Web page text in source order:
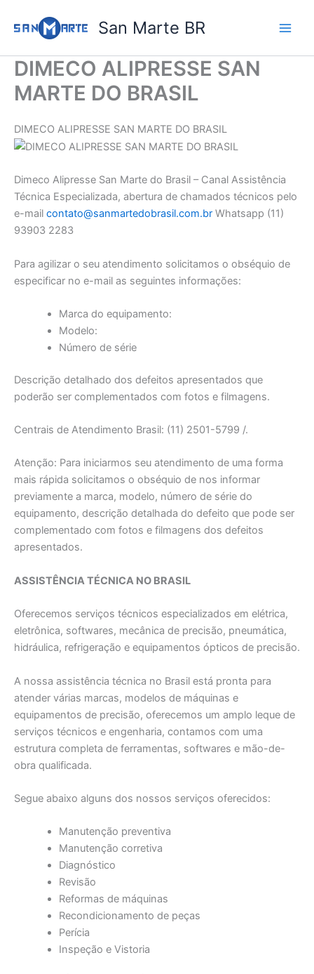
para
conteúdo
San Marte BR
DIMECO ALIPRESSE SAN
MARTE DO BRASIL
DIMECO ALIPRESSE SAN MARTE DO BRASIL
Dimeco Alipresse San Marte do Brasil – Canal Assistência
Técnica Especializada, abertura de chamados técnicos pelo
e-mail contato@sanmartedobrasil.com.br Whatsapp (11)
93903 2283
Para agilizar o seu atendimento solicitamos o obséquio de
especificar no e-mail as seguintes informações:
Marca do equipamento:
Modelo:
Número de série
Descrição detalhado dos defeitos apresentados que
poderão ser complementados com fotos e filmagens.
Centrais de Atendimento Brasil: (11) 2501-5799 /.
Atenção: Para iniciarmos seu atendimento de uma forma
mais rápida solicitamos o obséquio de nos informar
previamente a marca, modelo, número de série do
equipamento, descrição detalhada do defeito que pode ser
complementado com fotos e filmagens dos defeitos
apresentados.
ASSISTÊNCIA TÉCNICA NO BRASIL
Oferecemos serviços técnicos especializados em elétrica,
eletrônica, softwares, mecânica de precisão, pneumática,
hidráulica, refrigeração e equipamentos ópticos de precisão.
A nossa assistência técnica no Brasil está pronta para
atender várias marcas, modelos de máquinas e
equipamentos de precisão, oferecemos um amplo leque de
serviços técnicos e engenharia, contamos com uma
estrutura completa de ferramentas, softwares e mão-de-
obra qualificada.
Segue abaixo alguns dos nossos serviços oferecidos:
Manutenção preventiva
Manutenção corretiva
Diagnóstico
Revisão
Reformas de máquinas
Recondicionamento de peças
Perícia
Inspeção e Vistoria